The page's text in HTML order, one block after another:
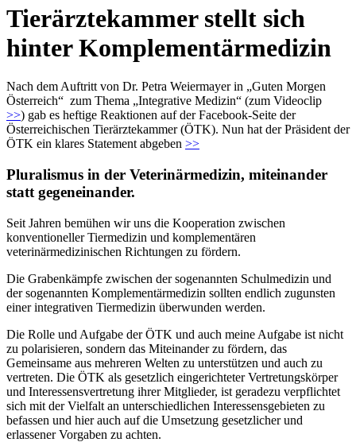
Tierärztekammer stellt sich
hinter Komplementärmedizin
Nach dem Auftritt von Dr. Petra Weiermayer in „Guten Morgen
Österreich“ zum Thema „Integrative Medizin“ (zum Videoclip
>>) gab es heftige Reaktionen auf der Facebook-Seite der
Österreichischen Tierärztekammer (ÖTK). Nun hat der Präsident der
ÖTK ein klares Statement abgeben >>
Pluralismus in der Veterinärmedizin, miteinander
statt gegeneinander.
Seit Jahren bemühen wir uns die Kooperation zwischen
konventioneller Tiermedizin und komplementären
veterinärmedizinischen Richtungen zu fördern.
Die Grabenkämpfe zwischen der sogenannten Schulmedizin und
der sogenannten Komplementärmedizin sollten endlich zugunsten
einer integrativen Tiermedizin überwunden werden.
Die Rolle und Aufgabe der ÖTK und auch meine Aufgabe ist nicht
zu polarisieren, sondern das Miteinander zu fördern, das
Gemeinsame aus mehreren Welten zu unterstützen und auch zu
vertreten. Die ÖTK als gesetzlich eingerichteter Vertretungskörper
und Interessensvertretung ihrer Mitglieder, ist geradezu verpflichtet
sich mit der Vielfalt an unterschiedlichen Interessensgebieten zu
befassen und hier auch auf die Umsetzung gesetzlicher und
erlassener Vorgaben zu achten.